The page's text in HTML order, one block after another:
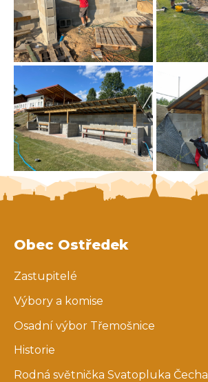
Obec Ostředek
Zastupitelé
Výbory a komise
Osadní výbor Třemošnice
Historie
Rodná světnička Svatopluka Čecha